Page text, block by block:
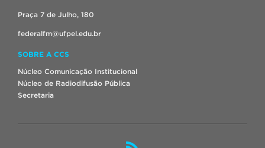
Praça 7 de Julho, 180
federalfm@ufpel.edu.br
SOBRE A CCS
Núcleo Comunicação Institucional
Núcleo de Radiodifusão Pública
Secretaria